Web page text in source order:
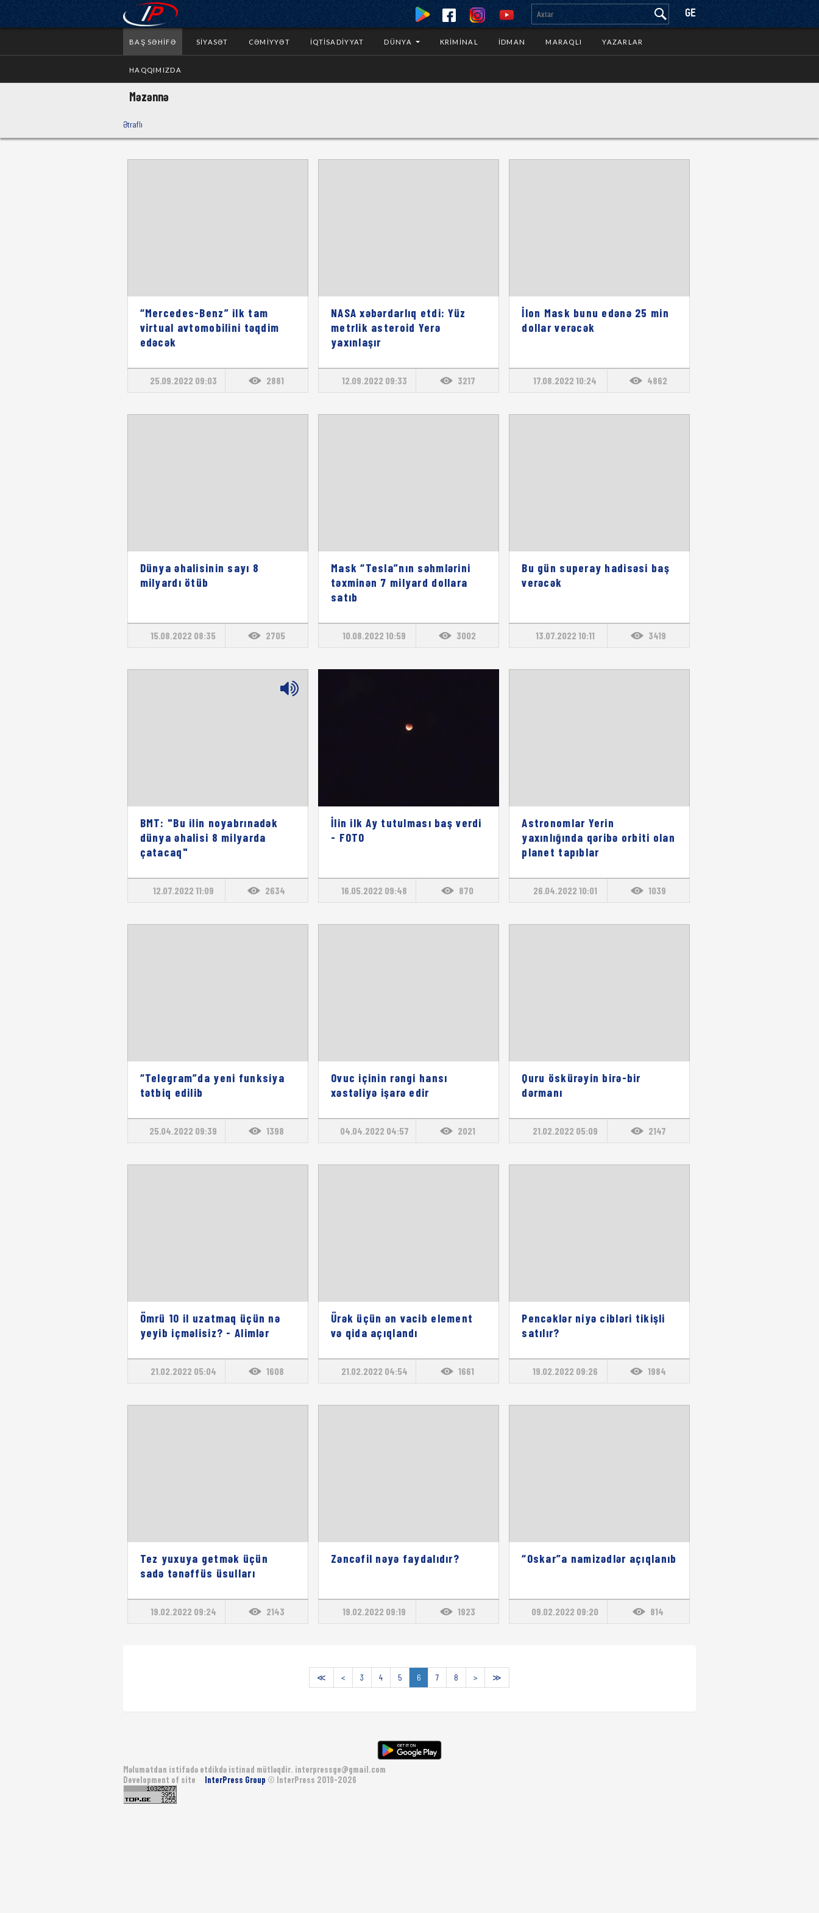
GE
BAŞ SƏHIFƏ SIYASƏT CƏMIYYƏT İQTISADIYYAT DÜNYA KRIMINAL İDMAN MARAQLI YAZARLAR
HAQQIMIZDA
Məzənnə
Ətraflı
“Mercedes-Benz” ilk tam
virtual avtomobilini təqdim
edəcək
25.09.2022 09:03 2881
NASA xəbərdarlıq etdi: Yüz
metrlik asteroid Yerə
yaxınlaşır
12.09.2022 09:33 3217
İlon Mask bunu edənə 25 min
dollar verəcək
17.08.2022 10:24 4862
Dünya əhalisinin sayı 8
milyardı ötüb
15.08.2022 08:35 2705
Mask “Tesla”nın səhmlərini
təxminən 7 milyard dollara
satıb
10.08.2022 10:59 3002
Bu gün superay hadisəsi baş
verəcək
13.07.2022 10:11 3419
BMT: "Bu ilin noyabrınadək
dünya əhalisi 8 milyarda
çatacaq"
12.07.2022 11:09 2634
İlin ilk Ay tutulması baş verdi
- FOTO
16.05.2022 09:48 870
Astronomlar Yerin
yaxınlığında qəribə orbiti olan
planet tapıblar
26.04.2022 10:01 1039
“Telegram”da yeni funksiya
tətbiq edilib
25.04.2022 09:39 1398
Ovuc içinin rəngi hansı
xəstəliyə işarə edir
04.04.2022 04:57 2021
Quru öskürəyin birə-bir
dərmanı
21.02.2022 05:09 2147
Ömrü 10 il uzatmaq üçün nə
yeyib içməlisiz? - Alimlər
21.02.2022 05:04 1608
Ürək üçün ən vacib element
və qida açıqlandı
21.02.2022 04:54 1661
Pencəklər niyə cibləri tikişli
satılır?
19.02.2022 09:26 1984
Tez yuxuya getmək üçün
sadə tənəffüs üsulları
19.02.2022 09:24 2143
Zəncəfil nəyə faydalıdır?
19.02.2022 09:19 1923
“Oskar”a namizədlər açıqlanıb
09.02.2022 09:20 814
≪ < 3 4 5 6 7 8 > ≫
Məlumatdan istifadə etdikdə istinad mütləqdir. interpressge@gmail.com
Development of site
InterPress Group © InterPress 2019-2026